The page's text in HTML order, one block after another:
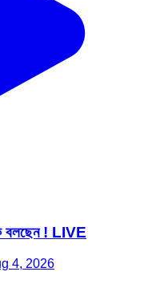
বলছেন ! LIVE
4, 2026